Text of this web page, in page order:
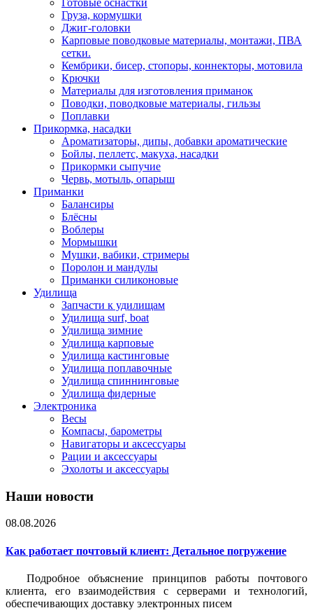
Готовые оснастки
Груза, кормушки
Джиг-головки
Карповые поводковые материалы, монтажи, ПВА
сетки.
Кембрики, бисер, стопоры, коннекторы, мотовила
Крючки
Материалы для изготовления приманок
Поводки, поводковые материалы, гильзы
Поплавки
Прикормка, насадки
Ароматизаторы, дипы, добавки ароматические
Бойлы, пеллетс, макуха, насадки
Прикормки сыпучие
Червь, мотыль, опарыш
Приманки
Балансиры
Блёсны
Воблеры
Мормышки
Мушки, вабики, стримеры
Поролон и мандулы
Приманки силиконовые
Удилища
Запчасти к удилищам
Удилища surf, boat
Удилища зимние
Удилища карповые
Удилища кастинговые
Удилища поплавочные
Удилища спиннинговые
Удилища фидерные
Электроника
Весы
Компасы, барометры
Навигаторы и аксессуары
Рации и аксессуары
Эхолоты и аксессуары
Наши новости
08.08.2026
Как работает почтовый клиент: Детальное погружение
Подробное объяснение принципов работы почтового
клиента, его взаимодействия с серверами и технологий,
обеспечивающих доставку электронных писем